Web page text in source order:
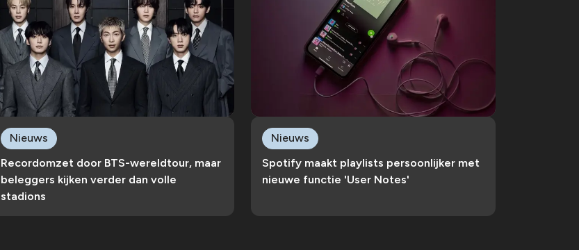
Recordomzet door BTS-wereldtour, maar
beleggers kijken verder dan volle
stadions
Nieuws
Spotify maakt playlists persoonlijker met
nieuwe functie 'User Notes'
Nieuws